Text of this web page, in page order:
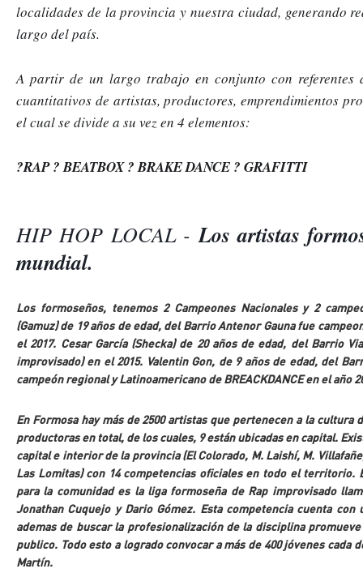
localidades de la provincia y nuestra ciudad, generando
largo del país.
A partir de un largo trabajo en conjunto con referentes
cuantitativos de artistas, productores, emprendimientos
el cual se divide a su vez en 4 elementos:
?RAP ? BEATBOX ? BRAKE DANCE ? GRAFITTI
HIP HOP LOCAL - Los artistas
mundial.
Los formoseños, tenemos 2 Campeones Nacionales y 2
(Gamuz) de 19 años de edad, del Barrio Antenor Gauna fue
el 2017. Cesar García (Shecka) de 20 años de edad, del Barrio
improvisado) en el 2015. Valentin Gon, de 9 años de edad, del
campeón regional y Latinoamericano de BREACKDANCE en el año
En Formosa hay más de 2500 artistas que pertenecen a la
productoras en total, de los cuales, 9 están ubicadas en capital.
capital e interior de la provincia (El Colorado, M. Laishí, M.
Las Lomitas) con 14 competencias oficiales en todo el territorio.
para la comunidad es la liga formoseña de Rap improvisado
Jonathan Cuquejo y Dario Gómez. Esta competencia cuenta
ademas de buscar la profesionalización de la disciplina
publico. Todo esto a logrado convocar a más de 400 jóvenes cada
Martín.